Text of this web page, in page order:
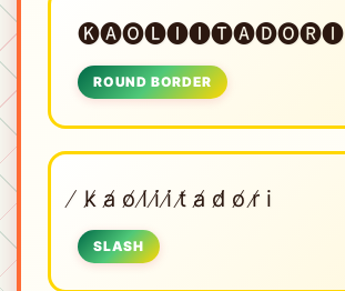
🅚🅐🅞🅛🅘🅘🅣🅐🅓🅞🅡🅘
ROUND BORDER
̸ k̸ a̸ o̸ l̸ i̸ i̸ t̸ a̸ d̸ o̸ r̸ i
SLASH